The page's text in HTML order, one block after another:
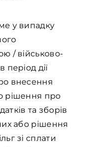
у випадку
/ військово-
період дії
внесення
рішення про
та зборів
або рішення
зі сплати